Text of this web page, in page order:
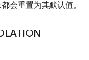
会重置为其默认值。